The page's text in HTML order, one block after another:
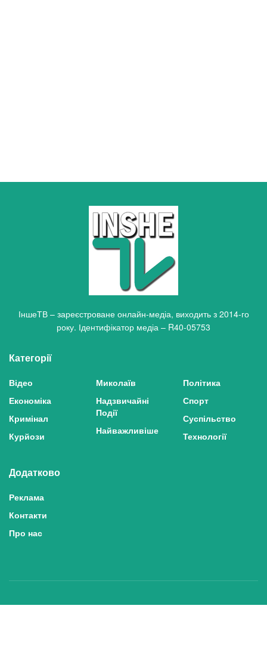
ІншеТВ – зареєстроване онлайн-медіа, виходить з 2014-го
року. Ідентифікатор медіа – R40-05753
Категорії
Відео
Економіка
Кримінал
Курйози
Миколаїв
Надзвичайні
Події
Найважливіше
Політика
Спорт
Суспільство
Технології
Додатково
Реклама
Контакти
Про нас
Політика конфіденційності та захисту персональних даних